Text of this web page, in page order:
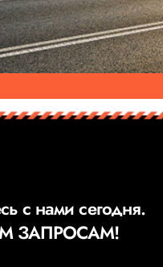
с нами сегодня.
ЗАПРОСАМ!